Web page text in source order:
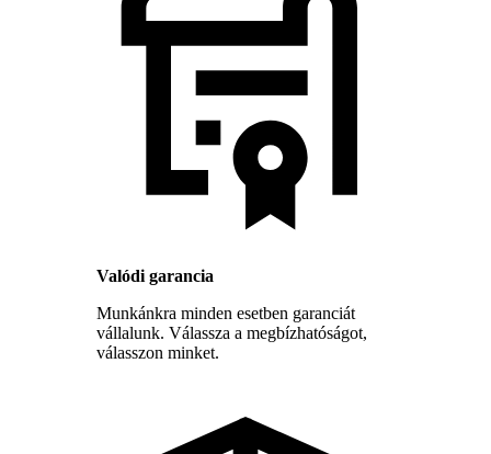
Valódi garancia
Munkánkra minden esetben garanciát
vállalunk. Válassza a megbízhatóságot,
válasszon minket.